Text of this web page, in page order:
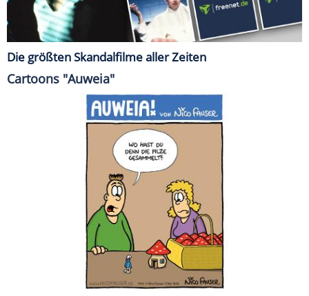
Die größten Skandalfilme aller Zeiten
Cartoons "Auweia"